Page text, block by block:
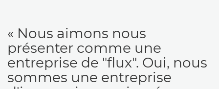
« Nous aimons nous
présenter comme une
entreprise de "flux". Oui, nous
sommes une entreprise